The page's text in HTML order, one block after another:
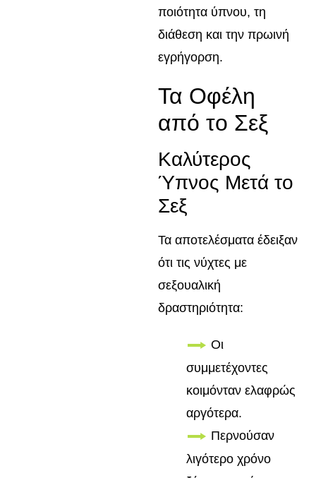
ποιότητα ύπνου, τη
διάθεση και την πρωινή
εγρήγορση.
Τα Οφέλη
από το Σεξ
Καλύτερος
Ύπνος Μετά το
Σεξ
Τα αποτελέσματα έδειξαν
ότι τις νύχτες με
σεξουαλική
δραστηριότητα:
Οι
συμμετέχοντες
κοιμόνταν ελαφρώς
αργότερα.
Περνούσαν
λιγότερο χρόνο